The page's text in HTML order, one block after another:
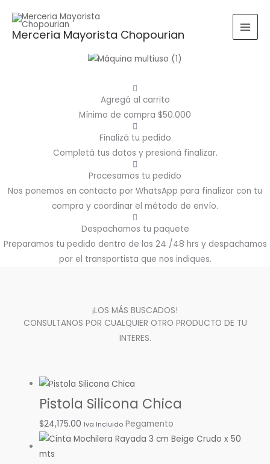
contenido
Merceria Mayorista Chopourian
por:
BUSCAR
Agregá al carrito
Mínimo de compra $50.000
Finalizá tu pedido
Completá tus datos y presioná finalizar.
Procesamos tu pedido
Nos ponemos en contacto por WhatsApp para finalizar con tu
compra y coordinar el método de envío.
Despachamos tu paquete
Preparamos tu pedido dentro de las 24 /48 hrs y despachamos
por el transportista que nos indiques.
¡LOS MÁS BUSCADOS!
CONSULTANOS POR CUALQUIER OTRO PRODUCTO DE TU
INTERES.
Pistola Silicona Chica
$24,175.00 Iva Incluido Pegamento
precios:
desde
hasta
$16,060.00
precios:
desde
hasta
$14,600.00